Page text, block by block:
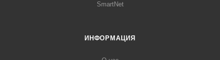
SmartNet
ИНФОРМАЦИЯ